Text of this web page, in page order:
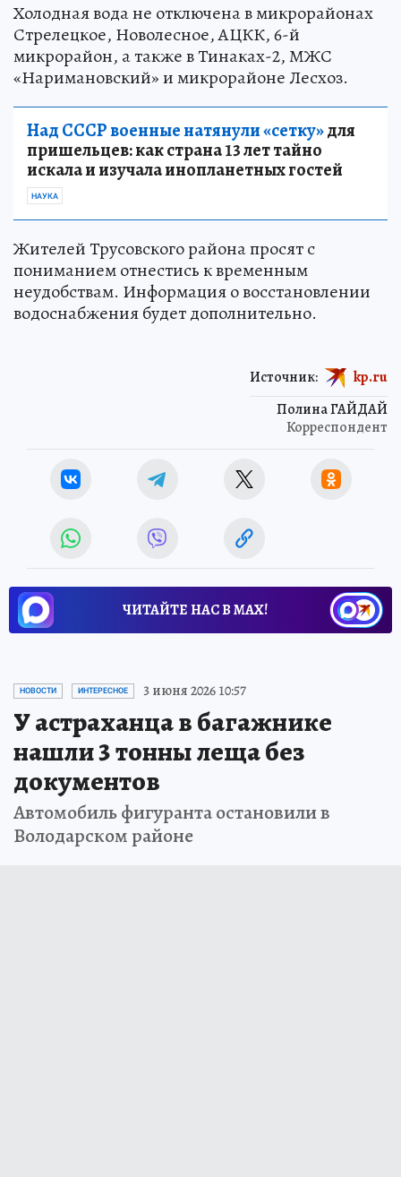
Холодная вода не отключена в микрорайонах
Стрелецкое, Новолесное, АЦКК, 6-й
микрорайон, а также в Тинаках-2, МЖС
«Наримановский» и микрорайоне Лесхоз.
Над СССР военные натянули «сетку»для
пришельцев: как страна 13 лет тайно
искала и изучала инопланетных гостей
НАУКА
Жителей Трусовского района просят с
пониманием отнестись к временным
неудобствам. Информация о восстановлении
водоснабжения будет дополнительно.
Полина ГАЙДАЙ
Корреспондент
Источник: kp.ru
ЧИТАЙТЕ НАС В МАХ!
НОВОСТИ ИНТЕРЕСНОЕ 3 июня 2026 10:57
У астраханца в багажнике
нашли 3 тонны леща без
документов
Автомобиль фигуранта остановили в
Володарском районе